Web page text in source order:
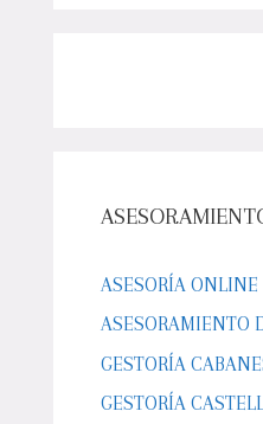
ASESORÍA ONLINE
ASESORAMIENTO
GESTORÍA
GESTORÍA